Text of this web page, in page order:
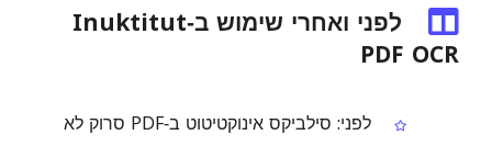
לפני ואחרי שימוש ב‑Inuktitut
PDF OCR
לפני: סילביקס אינוקטיטוט ב‑PDF סרוק לא